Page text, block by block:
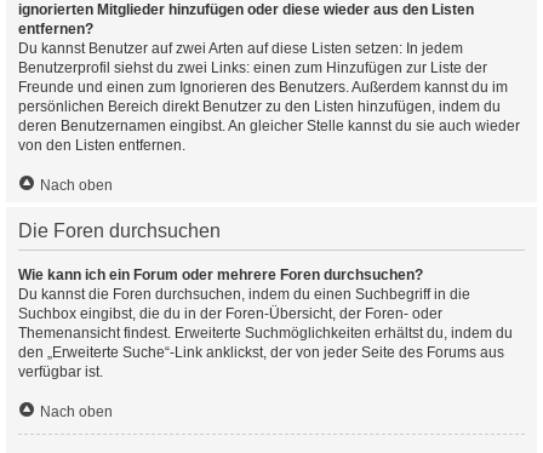
ignorierten Mitglieder hinzufügen oder diese wieder aus den Listen
entfernen?
Du kannst Benutzer auf zwei Arten auf diese Listen setzen: In jedem
Benutzerprofil siehst du zwei Links: einen zum Hinzufügen zur Liste der
Freunde und einen zum Ignorieren des Benutzers. Außerdem kannst du im
persönlichen Bereich direkt Benutzer zu den Listen hinzufügen, indem du
deren Benutzernamen eingibst. An gleicher Stelle kannst du sie auch wieder
von den Listen entfernen.
Nach oben
Die Foren durchsuchen
Wie kann ich ein Forum oder mehrere Foren durchsuchen?
Du kannst die Foren durchsuchen, indem du einen Suchbegriff in die
Suchbox eingibst, die du in der Foren-Übersicht, der Foren- oder
Themenansicht findest. Erweiterte Suchmöglichkeiten erhältst du, indem du
den „Erweiterte Suche“-Link anklickst, der von jeder Seite des Forums aus
verfügbar ist.
Nach oben